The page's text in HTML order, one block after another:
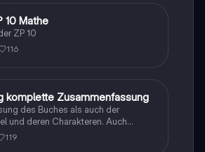
10 Mathe
ZP 10
116
komplette Zusammenfassung
des Buches als auch der
und deren Charakteren. Auch
Unterricht ohne KI erstellt
119